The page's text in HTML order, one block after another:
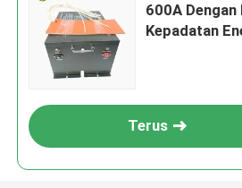
600A Dengan
Kepadatan
Terus